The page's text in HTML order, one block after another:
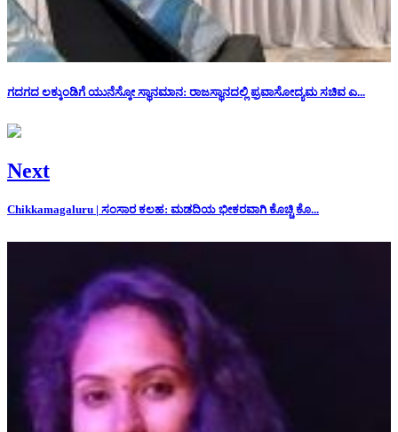
ಗದಗದ ಲಕ್ಕುಂಡಿಗೆ ಯುನೆಸ್ಕೋ ಸ್ಥಾನಮಾನ: ರಾಜಸ್ಥಾನದಲ್ಲಿ ಪ್ರವಾಸೋದ್ಯಮ ಸಚಿವ ಎ...
Next
Chikkamagaluru | ಸಂಸಾರ ಕಲಹ: ಮಡದಿಯ ಭೀಕರವಾಗಿ ಕೊಚ್ಚಿ ಕೊ...